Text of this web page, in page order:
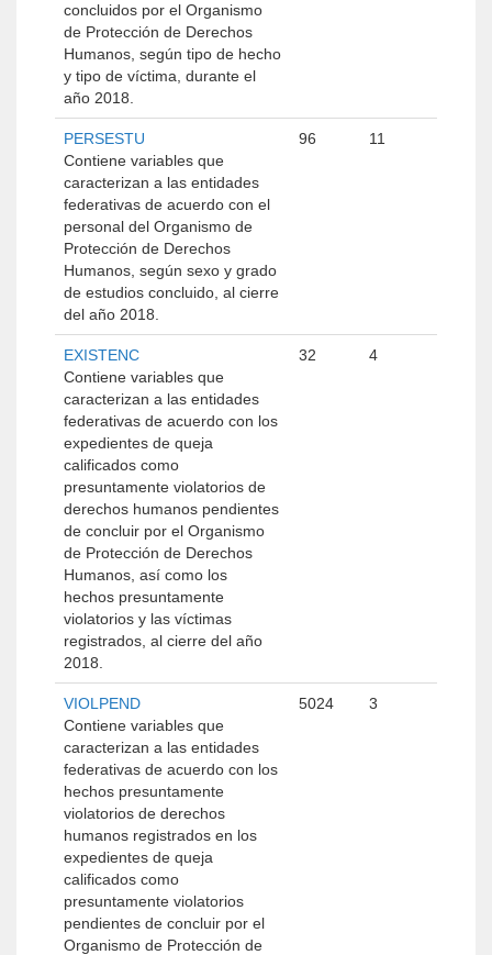
concluidos por el Organismo
de Protección de Derechos
Humanos, según tipo de hecho
y tipo de víctima, durante el
año 2018.
PERSESTU
Contiene variables que
caracterizan a las entidades
federativas de acuerdo con el
personal del Organismo de
Protección de Derechos
Humanos, según sexo y grado
de estudios concluido, al cierre
del año 2018.
96 11
EXISTENC
Contiene variables que
caracterizan a las entidades
federativas de acuerdo con los
expedientes de queja
calificados como
presuntamente violatorios de
derechos humanos pendientes
de concluir por el Organismo
de Protección de Derechos
Humanos, así como los
hechos presuntamente
violatorios y las víctimas
registrados, al cierre del año
2018.
32 4
VIOLPEND
Contiene variables que
caracterizan a las entidades
federativas de acuerdo con los
hechos presuntamente
violatorios de derechos
humanos registrados en los
expedientes de queja
calificados como
presuntamente violatorios
pendientes de concluir por el
Organismo de Protección de
5024 3